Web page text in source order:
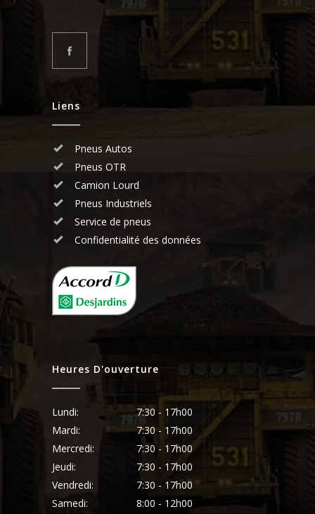
Liens
Pneus Autos
Pneus OTR
Camion Lourd
Pneus Industriels
Service de pneus
Confidentialité des données
Heures D'ouverture
Lundi:
7:30 - 17h00
Mardi:
7:30 - 17h00
Mercredi:
7:30 - 17h00
Jeudi:
7:30 - 17h00
Vendredi:
7:30 - 17h00
Samedi:
8:00 - 12h00